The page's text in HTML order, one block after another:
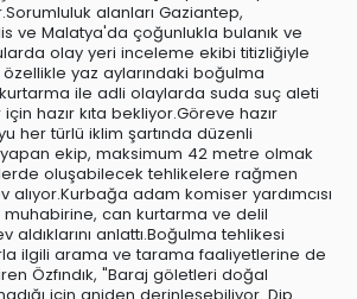
alanları Gaziantep,
ve Malatya'da çoğunlukla bulanık ve
olay yeri inceleme ekibi titizliğiyle
özellikle yaz aylarındaki boğulma
ile adli olaylarda suda suç aleti
hazır kıta bekliyor.Göreve hazır
her türlü iklim şartında düzenli
ekip, maksimum 42 metre olmak
oluşabilecek tehlikelere rağmen
adam komiser yardımcısı
muhabirine, can kurtarma ve delil
aldıklarını anlattı.Boğulma tehlikesi
ilgili arama ve tarama faaliyetlerine de
Özfındık, "Baraj göletleri doğal